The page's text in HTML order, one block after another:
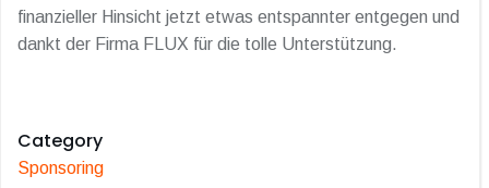
finanzieller Hinsicht jetzt etwas entspannter entgegen und
dankt der Firma FLUX für die tolle Unterstützung.
Category
Sponsoring